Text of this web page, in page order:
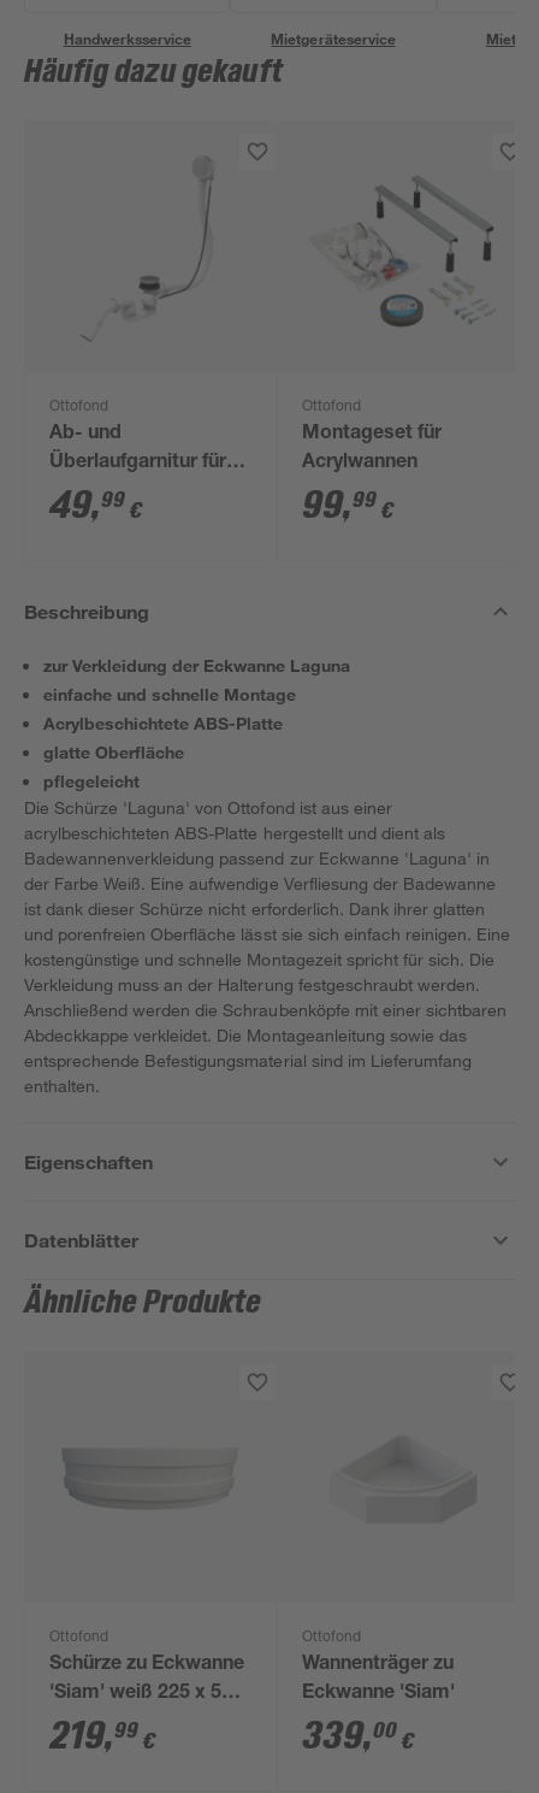
Handwerksservice Mietgeräteservice
Häufig dazu gekauft
Ottofond
Ab- und
Überlaufgarnitur für
Körperformwanne Ø
38,1 mm (1 1/2")
49,99 €
Ottofond
Montageset für
Acrylwannen
99,99 €
Beschreibung
zur Verkleidung der Eckwanne Laguna
einfache und schnelle Montage
Acrylbeschichtete ABS-Platte
glatte Oberfläche
pflegeleicht
Die Schürze 'Laguna' von Ottofond ist aus einer
acrylbeschichteten ABS-Platte hergestellt und dient als
Badewannenverkleidung passend zur Eckwanne 'Laguna' in
der Farbe Weiß. Eine aufwendige Verfliesung der Badewanne
ist dank dieser Schürze nicht erforderlich. Dank ihrer glatten
und porenfreien Oberfläche lässt sie sich einfach reinigen. Eine
kostengünstige und schnelle Montagezeit spricht für sich. Die
Verkleidung muss an der Halterung festgeschraubt werden.
Anschließend werden die Schraubenköpfe mit einer sichtbaren
Abdeckkappe verkleidet. Die Montageanleitung sowie das
entsprechende Befestigungsmaterial sind im Lieferumfang
enthalten.
Eigenschaften
Datenblätter
Ähnliche Produkte
Ottofond
Schürze zu Eckwanne
'Siam' weiß 225 x 58 x
3 cm
219,99 €
Ottofond
Wannenträger zu
Eckwanne 'Siam'
339,00 €